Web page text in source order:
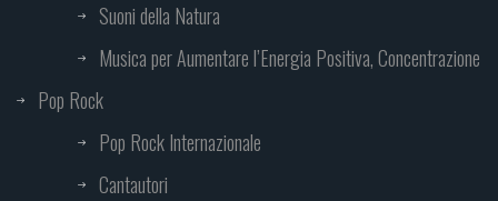
Suoni della Natura
Musica per Aumentare l’Energia Positiva, Concentrazione
Pop Rock
Pop Rock Internazionale
Cantautori